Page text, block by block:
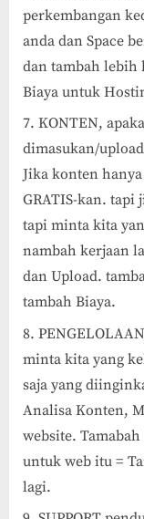
perkembangan
anda dan Space
dan tambah lebih
Biaya untuk
KONTEN,
dimasukan/
Jika konten
GRATIS-kan. tapi
tapi minta kita
nambah kerjaan
dan Upload.
tambah Biaya.
minta kita yang
saja yang
Analisa Konten,
website.
untuk web itu =
lagi.